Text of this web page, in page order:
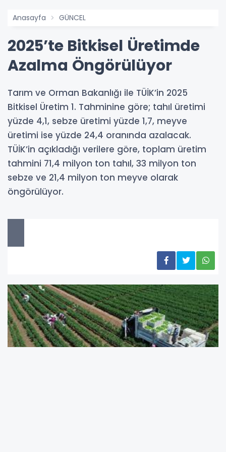
Anasayfa GÜNCEL
2025’te Bitkisel Üretimde
Azalma Öngörülüyor
Tarım ve Orman Bakanlığı ile TÜİK’in 2025
Bitkisel Üretim 1. Tahminine göre; tahıl üretimi
yüzde 4,1, sebze üretimi yüzde 1,7, meyve
üretimi ise yüzde 24,4 oranında azalacak.
TÜİK’in açıkladığı verilere göre, toplam üretim
tahmini 71,4 milyon ton tahıl, 33 milyon ton
sebze ve 21,4 milyon ton meyve olarak
öngörülüyor.